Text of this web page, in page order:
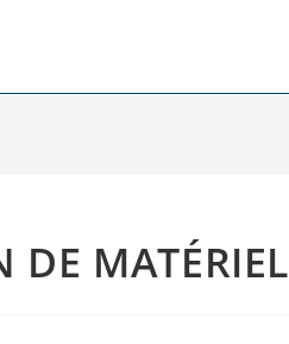
DE MATÉRIEL